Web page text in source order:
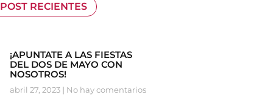
POST RECIENTES
¡APUNTATE A LAS FIESTAS
DEL DOS DE MAYO CON
NOSOTROS!
abril 27, 2023 No hay comentarios